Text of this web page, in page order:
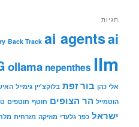
תגיות
ai
ai agents
Back Track
llm
nepenthes
ollama
אלי כהן בור זפת בלוקצ'יין גימייל
הוטמייל הר הצופים חוטף חוטפים
ישראל כפר גלעדי מוזיקה מזרחית